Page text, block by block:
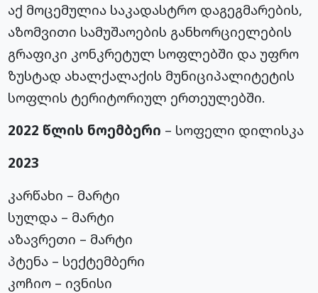
აქ მოცემულია საკადასტრო დაგეგმარების,
აზომვითი სამუშაოების განხორციელების
გრაფიკი კონკრეტულ სოფლებში და უფრო
ზუსტად ახალქალაქის მუნიციპალიტეტის
სოფლის ტერიტორიულ ერთეულებში.
2022 წლის ნოემბერი – სოფელი დილისკა
2023
კარწახი – მარტი
სულდა – მარტი
აზავრეთი – მარტი
პტენა – სექტემბერი
კოჩიო – ივნისი